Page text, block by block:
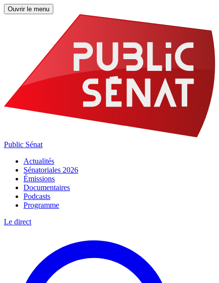
Ouvrir le menu
Public Sénat
Actualités
Sénatoriales 2026
Émissions
Documentaires
Podcasts
Programme
Le direct